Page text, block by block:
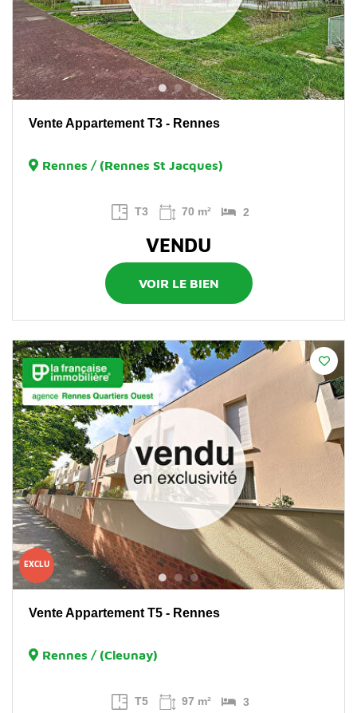
Vente Appartement T3 - Rennes
Rennes / (Rennes St Jacques)
T3 70 m² 2
VENDU
VOIR LE BIEN
EXCLU
Vente Appartement T5 - Rennes
Rennes / (Cleunay)
T5 97 m² 3